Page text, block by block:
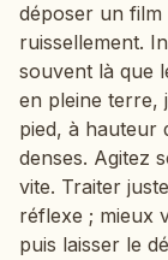
déposer un film
ruissellement.
souvent là que
en pleine terre,
pied, à hauteur
denses. Agitez
vite. Traiter
réflexe ; mieux
puis laisser le